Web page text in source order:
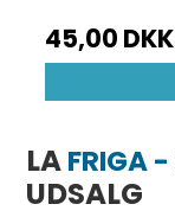
45,00 DKK
LAFRIGA -
UDSALG